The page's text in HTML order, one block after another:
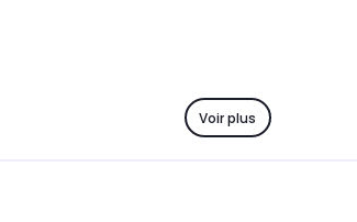
Voir plus